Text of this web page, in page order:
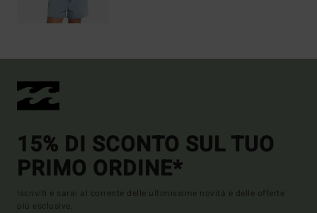
15% DI SCONTO SUL TUO
PRIMO ORDINE*
Iscriviti e sarai al corrente delle ultimissime novità e delle offerte
più esclusive.